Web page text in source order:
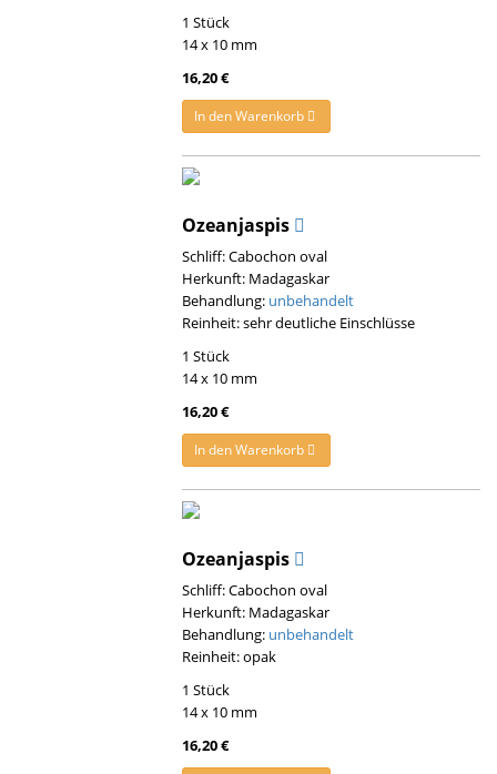
1 Stück
14 x 10 mm
16,20 €
In den Warenkorb
Ozeanjaspis
Schliff: Cabochon oval
Herkunft: Madagaskar
Behandlung: unbehandelt
Reinheit: sehr deutliche Einschlüsse
1 Stück
14 x 10 mm
16,20 €
In den Warenkorb
Ozeanjaspis
Schliff: Cabochon oval
Herkunft: Madagaskar
Behandlung: unbehandelt
Reinheit: opak
1 Stück
14 x 10 mm
16,20 €